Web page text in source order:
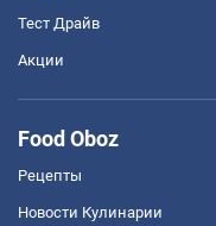
Тест Драйв
Акции
Food Oboz
Рецепты
Новости Кулинарии